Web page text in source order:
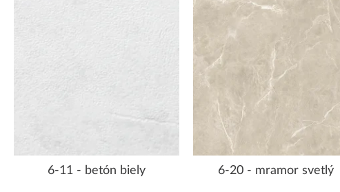
6-11 - betón biely 6-20 - mramor svetlý